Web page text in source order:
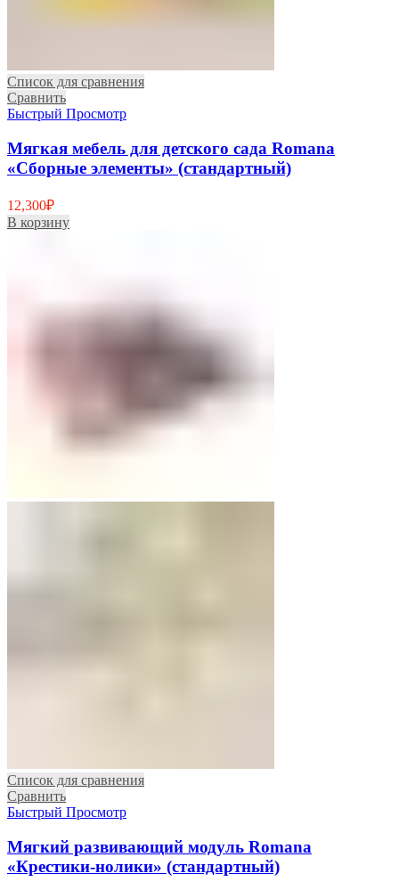
Список для сравнения
Сравнить
Быстрый Просмотр
Мягкая мебель для детского сада Romana
«Сборные элементы» (стандартный)
12,300₽
В корзину
Список для сравнения
Сравнить
Быстрый Просмотр
Мягкий развивающий модуль Romana
«Крестики-нолики» (стандартный)